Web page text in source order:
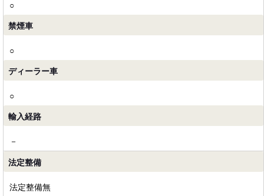
○
禁煙車
○
ディーラー車
○
輸入経路
－
法定整備
法定整備無